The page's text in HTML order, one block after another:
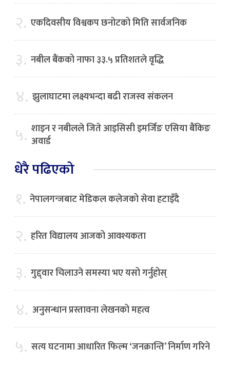
२. एकदिवसीय विश्वकप छनोटको मिति सार्वजनिक
३. नबील बैंकको नाफा ३३.५ प्रतिशतले वृद्धि
४. झुलाघाटमा लक्ष्यभन्दा बढी राजस्व संकलन
५. शाइन र नबीलले जिते आइसिसी इमर्जिङ एसिया बैंकिङ
अवार्ड
धेरै पढिएको
१. नेपालगन्जबाट मेडिकल कलेजको सेवा हटाइँदै
२. हरित विद्यालय आजको आवश्यकता
३. गुद्द्वार चिलाउने समस्या भए यसो गर्नुहोस्
४. अनुसन्धान प्रस्तावना लेखनको महत्व
५. सत्य घटनामा आधारित फिल्म ‘जनक्रान्ति’ निर्माण गरिने